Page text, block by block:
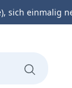
sich einmalig